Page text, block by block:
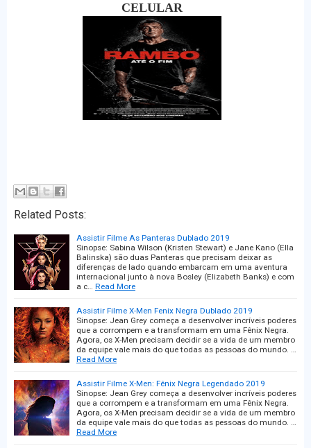
CELULAR
Related Posts:
Assistir Filme As Panteras Dublado 2019
Sinopse: Sabina Wilson (Kristen Stewart) e Jane Kano (Ella
Balinska) são duas Panteras que precisam deixar as
diferenças de lado quando embarcam em uma aventura
internacional junto à nova Bosley (Elizabeth Banks) e com
a c…
Read More
Assistir Filme X-Men Fenix Negra Dublado 2019
Sinopse: Jean Grey começa a desenvolver incríveis poderes
que a corrompem e a transformam em uma Fênix Negra.
Agora, os X-Men precisam decidir se a vida de um membro
da equipe vale mais do que todas as pessoas do mundo. …
Read More
Assistir Filme X-Men: Fênix Negra Legendado 2019
Sinopse: Jean Grey começa a desenvolver incríveis poderes
que a corrompem e a transformam em uma Fênix Negra.
Agora, os X-Men precisam decidir se a vida de um membro
da equipe vale mais do que todas as pessoas do mundo. …
Read More